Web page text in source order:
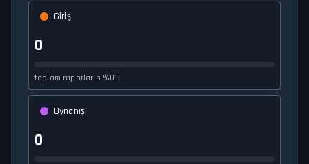
Giriş
0
toplam raporların %0'i
Oynanış
0